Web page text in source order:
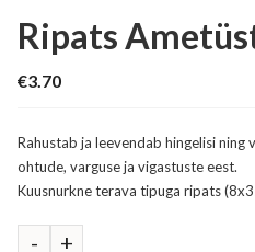
Ripats
€3.70
Rahustab ja leevendab hingelisi ning
ohtude, varguse ja vigastuste eest.
Kuusnurkne terava tipuga ripats